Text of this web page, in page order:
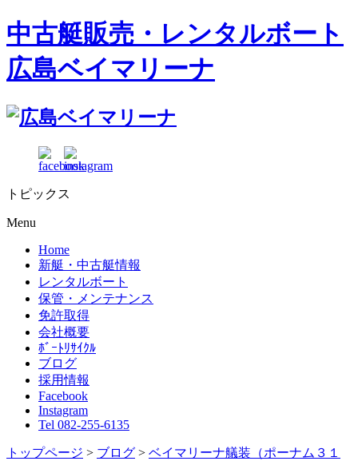
中古艇販売・レンタルボート
広島ベイマリーナ
トピックス
Menu
Home
新艇・中古艇情報
レンタルボート
保管・メンテナンス
免許取得
会社概要
ﾎﾞｰﾄﾘｻｲｸﾙ
ブログ
採用情報
Facebook
Instagram
Tel 082-255-6135
トップページ > ブログ > ベイマリーナ艤装（ポーナム３１